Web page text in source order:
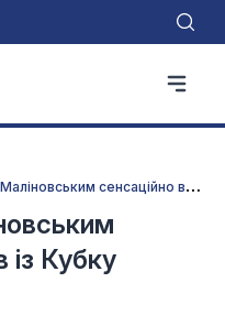
"
Марсель" з Маліновським сенсаційно вилетів із Кубку Франції
із Кубку